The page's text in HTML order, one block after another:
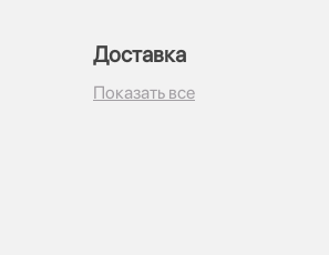
Доставка
Показать все